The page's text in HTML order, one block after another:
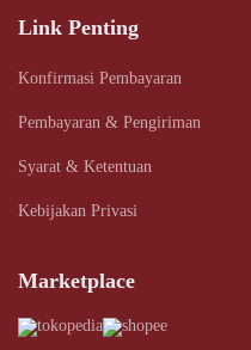
Link Penting
Konfirmasi Pembayaran
Pembayaran & Pengiriman
Syarat & Ketentuan
Kebijakan Privasi
Marketplace